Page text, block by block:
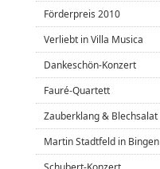
Förderpreis 2010
Verliebt in Villa Musica
Dankeschön-Konzert
Fauré-Quartett
Zauberklang & Blechsalat
Martin Stadtfeld in Bingen